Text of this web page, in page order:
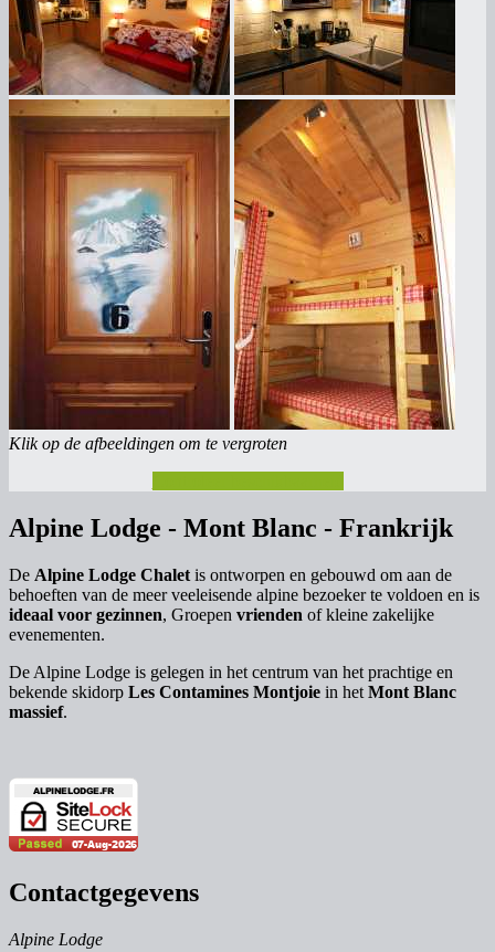
Klik op de afbeeldingen om te vergroten
Alpine Lodge - Mont Blanc - Frankrijk
De Alpine Lodge Chalet is ontworpen en gebouwd om aan de
behoeften van de meer veeleisende alpine bezoeker te voldoen en is
ideaal voor gezinnen, Groepen vrienden of kleine zakelijke
evenementen.
De Alpine Lodge is gelegen in het centrum van het prachtige en
bekende skidorp Les Contamines Montjoie in het Mont Blanc
massief.
Contactgegevens
Alpine Lodge